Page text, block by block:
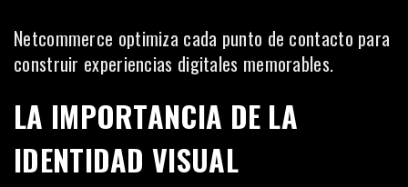
Netcommerce optimiza cada punto de contacto para
construir experiencias digitales memorables.
LA IMPORTANCIA DE LA
IDENTIDAD VISUAL